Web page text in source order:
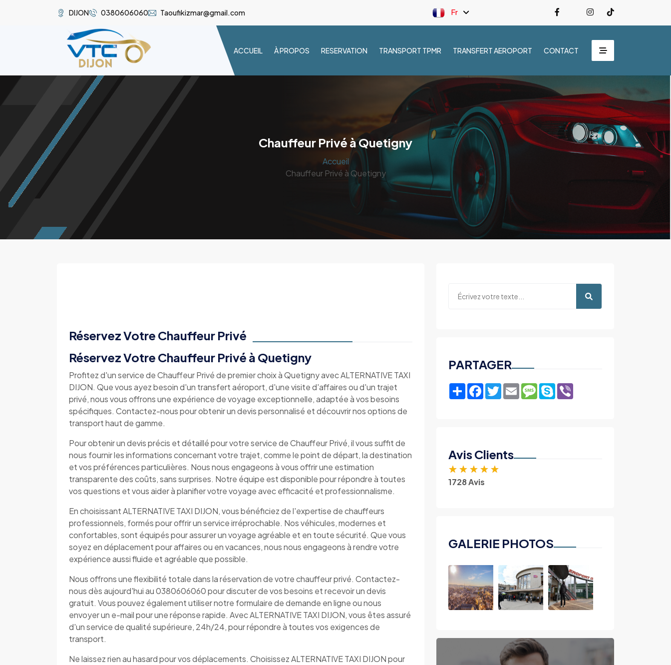
DIJON 0380606060 Taoufikizmar@gmail.com Fr
ACCUEIL À PROPOS RESERVATION TRANSPORT TPMR TRANSFERT AEROPORT CONTACT
Chauffeur Privé à Quetigny
Accueil
Chauffeur Privé à Quetigny
Réservez Votre Chauffeur Privé
Réservez Votre Chauffeur Privé à Quetigny
Profitez d'un service de Chauffeur Privé de premier choix à Quetigny avec ALTERNATIVE TAXI
DIJON. Que vous ayez besoin d'un transfert aéroport, d'une visite d'affaires ou d'un trajet
privé, nous vous offrons une expérience de voyage exceptionnelle, adaptée à vos besoins
spécifiques. Contactez-nous pour obtenir un devis personnalisé et découvrir nos options de
transport haut de gamme.
Pour obtenir un devis précis et détaillé pour votre service de Chauffeur Privé, il vous suffit de
nous fournir les informations concernant votre trajet, comme le point de départ, la destination
et vos préférences particulières. Nous nous engageons à vous offrir une estimation
transparente des coûts, sans surprises. Notre équipe est disponible pour répondre à toutes
vos questions et vous aider à planifier votre voyage avec efficacité et professionnalisme.
En choisissant ALTERNATIVE TAXI DIJON, vous bénéficiez de l'expertise de chauffeurs
professionnels, formés pour offrir un service irréprochable. Nos véhicules, modernes et
confortables, sont équipés pour assurer un voyage agréable et en toute sécurité. Que vous
soyez en déplacement pour affaires ou en vacances, nous nous engageons à rendre votre
expérience aussi fluide et agréable que possible.
Nous offrons une flexibilité totale dans la réservation de votre chauffeur privé. Contactez-
nous dès aujourd'hui au 0380606060 pour discuter de vos besoins et recevoir un devis
gratuit. Vous pouvez également utiliser notre formulaire de demande en ligne ou nous
envoyer un e-mail pour une réponse rapide. Avec ALTERNATIVE TAXI DIJON, vous êtes assuré
d'un service de qualité supérieure, 24h/24, pour répondre à toutes vos exigences de
transport.
Ne laissez rien au hasard pour vos déplacements. Choisissez ALTERNATIVE TAXI DIJON pour
PARTAGER
ShareFacebook
TwitterEmailMessage
Skype
Avis Clients
★ ★ ★ ★ ★
1728 Avis
GALERIE PHOTOS